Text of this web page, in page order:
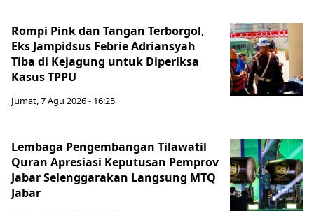
Rompi Pink dan Tangan Terborgol,
Eks Jampidsus Febrie Adriansyah
Tiba di Kejagung untuk Diperiksa
Kasus TPPU
Jumat, 7 Agu 2026 - 16:25
Lembaga Pengembangan Tilawatil
Quran Apresiasi Keputusan Pemprov
Jabar Selenggarakan Langsung MTQ
Jabar